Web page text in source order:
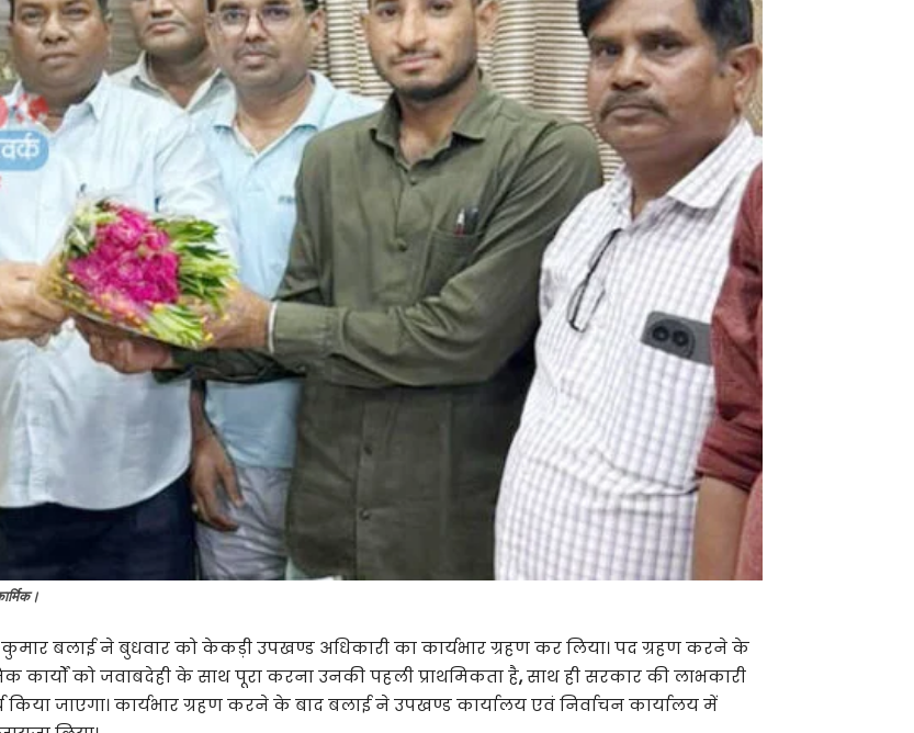
बलाई ने बुधवार को केकड़ी उपखण्ड अधिकारी का कार्यभार ग्रहण कर लिया। पद ग्रहण करने के
कार्यों को जवाबदेही के साथ पूरा करना उनकी पहली प्राथमिकता है,साथ ही सरकार की लाभकारी
जाएगा। कार्यभार ग्रहण करने के बाद बलाई ने उपखण्ड कार्यालय एवं निर्वाचन कार्यालय में